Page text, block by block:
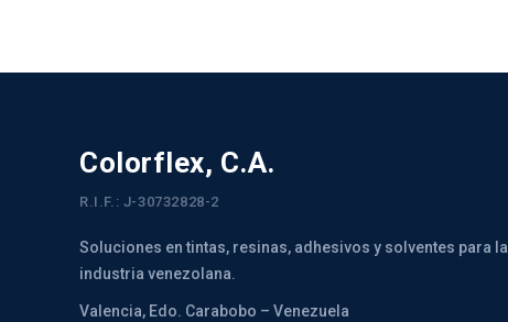
Colorflex, C.A.
R.I.F.: J-30732828-2
Soluciones en tintas, resinas, adhesivos y solventes para la
industria venezolana.
Valencia, Edo. Carabobo – Venezuela